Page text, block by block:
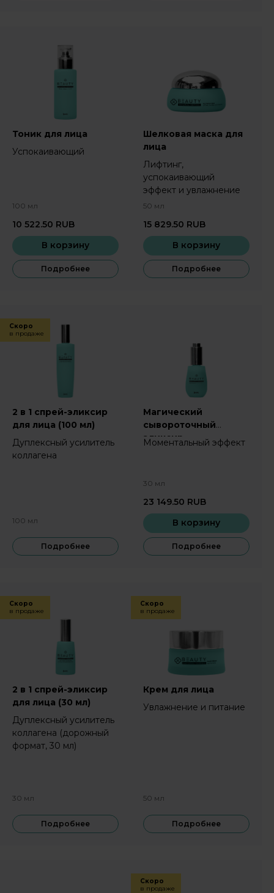
Тоник для лица
Успокаивающий
100 мл
10 522.50 RUB
В корзину
Подробнее
Шелковая маска для
лица
Лифтинг,
успокаивающий
эффект и увлажнение
50 мл
15 829.50 RUB
В корзину
Подробнее
Скоро
в продаже
2 в 1 спрей-эликсир
для лица (100 мл)
Дуплексный усилитель
коллагена
100 мл
Подробнее
Магический
сывороточный
эликсир
Моментальный эффект
30 мл
23 149.50 RUB
В корзину
Подробнее
Скоро
в продаже
2 в 1 спрей-эликсир
для лица (30 мл)
Дуплексный усилитель
коллагена (дорожный
формат, 30 мл)
30 мл
Подробнее
Скоро
в продаже
Крем для лица
Увлажнение и питание
50 мл
Подробнее
Скоро
в продаже